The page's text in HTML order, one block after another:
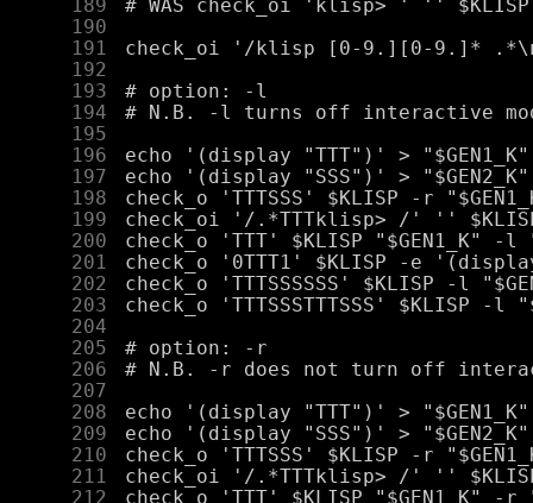
    189
    190
    191
    192
    193
    194
    195
    196
    197
    198
    199
    200
    201
    202
    203
    204
    205
    206
    207
    208
    209
    210
    211
    212